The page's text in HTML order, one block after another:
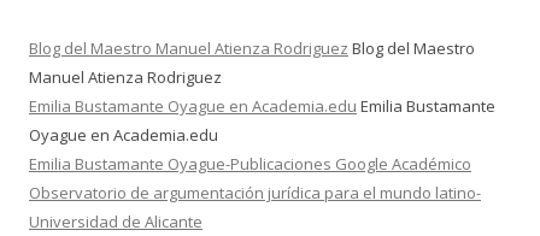
Blog del Maestro Manuel Atienza Rodriguez Blog del Maestro
Manuel Atienza Rodriguez
Emilia Bustamante Oyague en Academia.edu Emilia Bustamante
Oyague en Academia.edu
Emilia Bustamante Oyague-Publicaciones Google Académico
Observatorio de argumentación jurídica para el mundo latino-
Universidad de Alicante